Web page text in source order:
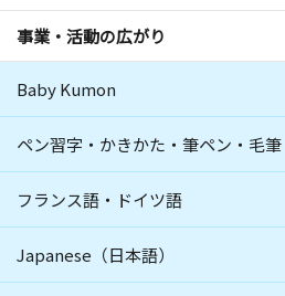
事業・活動の広がり
Baby Kumon
ペン習字・かきかた・筆ペン・毛筆
フランス語・ドイツ語
Japanese（日本語）